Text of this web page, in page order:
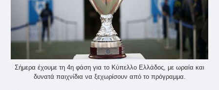
Σήμερα έχουμε τη 4η φάση για το Κύπελλο Ελλάδος, με ωραία και
δυνατά παιχνίδια να ξεχωρίσουν από το πρόγραμμα.